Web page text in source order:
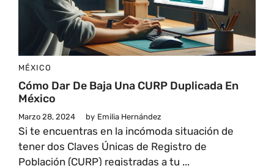
MÉXICO
Cómo Dar De Baja Una CURP Duplicada En
México
Marzo 28, 2024 by Emilia Hernández
Si te encuentras en la incómoda situación de
tener dos Claves Únicas de Registro de
Población (CURP) registradas a tu ...